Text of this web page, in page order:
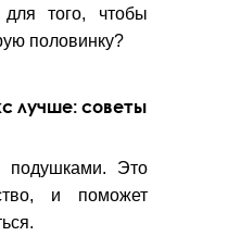
того, чтобы
половинку?
лучше: советы
подушками. Это
и поможет